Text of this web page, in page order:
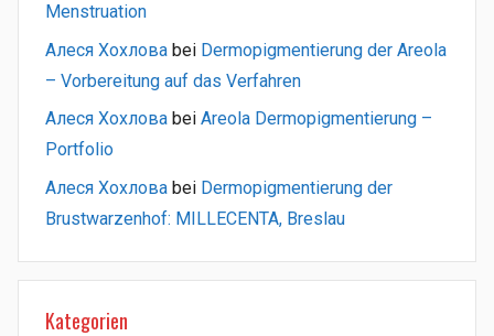
Menstruation
Алеся Хохлова bei Dermopigmentierung der Areola
– Vorbereitung auf das Verfahren
Алеся Хохлова bei Areola Dermopigmentierung –
Portfolio
Алеся Хохлова bei Dermopigmentierung der
Brustwarzenhof: MILLECENTA, Breslau
Kategorien